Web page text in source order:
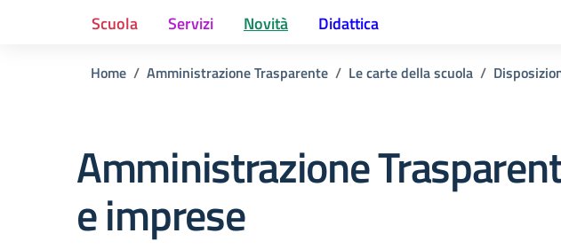
Scuola Servizi Novità Didattica
Home Amministrazione Trasparente Le carte della scuola
Amministrazione
e imprese